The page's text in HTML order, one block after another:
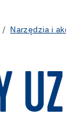
Narzędzia i